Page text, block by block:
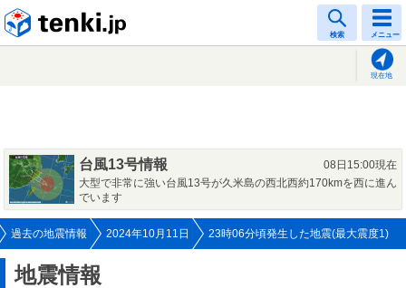
検索 メニュー
現在地
台風13号情報
08日15:00現在
大型で非常に強い台風13号が久米島の西北西約170kmを西に進ん
でいます
過去の地震情報 2024年10月11日 23時06分頃発生した地震(最大震度1)
地震情報